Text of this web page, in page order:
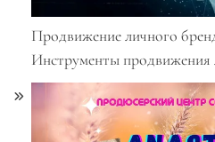
Продвижение личного
Инструменты продвижения